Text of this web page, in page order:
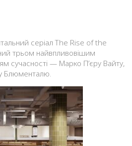
серіал The Rise of the
трьом найвпливовішим
сучасності — Марко П’єру Вайту,
Блюменталю.